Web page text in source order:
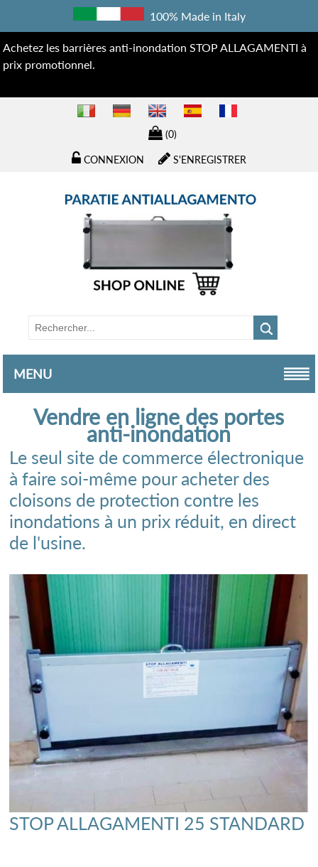
100% Made in Italy
Achetez les barrières anti-inondation STOP ALLAGAMENTI à
prix promotionnel.
(0)
S'ENREGISTRER
CONNEXION
MENU
Vendre en ligne des portes
anti-inondation
Le seul site de commerce électronique
à faire soi-même pour acheter des
cloisons de protection contre les
inondations à un prix réduit, en direct
de l'usine.
STOP ALLAGAMENTI 25 STANDARD